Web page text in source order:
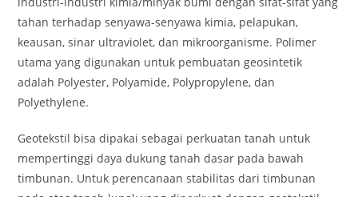
tahan terhadap senyawa-senyawa kimia, pelapukan,
keausan, sinar ultraviolet, dan mikroorganisme. Polimer
utama yang digunakan untuk pembuatan geosintetik
adalah Polyester, Polyamide, Polypropylene, dan
Polyethylene.
Geotekstil bisa dipakai sebagai perkuatan tanah untuk
mempertinggi daya dukung tanah dasar pada bawah
timbunan. Untuk perencanaan stabilitas dari timbunan